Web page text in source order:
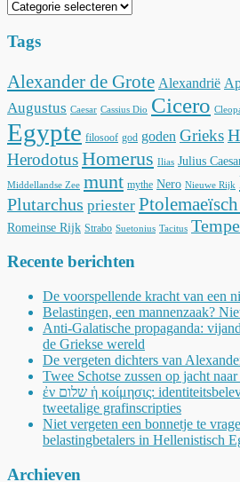
Categorieën
Tags
Alexander de Grote Alexandrië
Augustus Caesar Cassius Dio Cicero
Egypte filosoof god goden Grieks
HerodotusHomerus Ilias Julius
Middellandse Zee munt mythe Nero Nieuwe Rijk
Plutarchus priester
Romeinse Rijk Strabo Suetonius Tacitus
Recente berichten
De voorspellende kracht van een
Belastingen, een mannenzaak?
Anti-Galatische propaganda:
de Griekse wereld
De vergeten dichters van
Twee Schotse zussen op jacht
ἐν שלום ἡ κοίμησις: identiteitsbeleving op basis van Griekse
tweetalige grafinscripties
Niet vergeten een bonnetje te
belastingbetalers in Hellenistisch
Archieven